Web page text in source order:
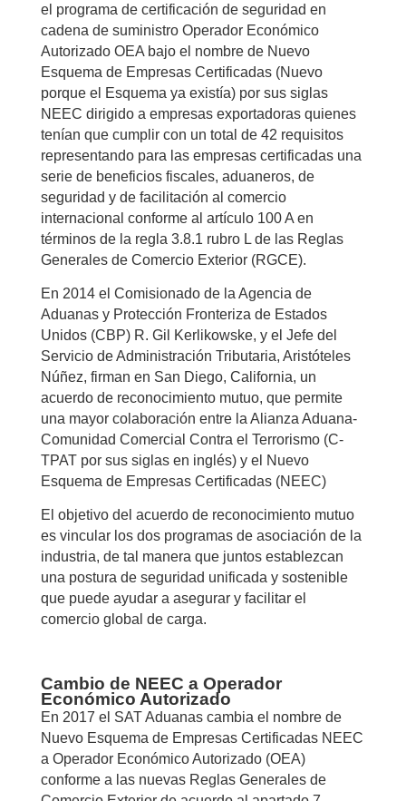
el programa de certificación de seguridad en
cadena de suministro Operador Económico
Autorizado OEA bajo el nombre de Nuevo
Esquema de Empresas Certificadas (Nuevo
porque el Esquema ya existía) por sus siglas
NEEC dirigido a empresas exportadoras quienes
tenían que cumplir con un total de 42 requisitos
representando para las empresas certificadas una
serie de beneficios fiscales, aduaneros, de
seguridad y de facilitación al comercio
internacional conforme al artículo 100 A en
términos de la regla 3.8.1 rubro L de las Reglas
Generales de Comercio Exterior (RGCE).
En 2014 el Comisionado de la Agencia de
Aduanas y Protección Fronteriza de Estados
Unidos (CBP) R. Gil Kerlikowske, y el Jefe del
Servicio de Administración Tributaria, Aristóteles
Núñez, firman en San Diego, California, un
acuerdo de reconocimiento mutuo, que permite
una mayor colaboración entre la Alianza Aduana-
Comunidad Comercial Contra el Terrorismo (C-
TPAT por sus siglas en inglés) y el Nuevo
Esquema de Empresas Certificadas (NEEC)
El objetivo del acuerdo de reconocimiento mutuo
es vincular los dos programas de asociación de la
industria, de tal manera que juntos establezcan
una postura de seguridad unificada y sostenible
que puede ayudar a asegurar y facilitar el
comercio global de carga.
Cambio de NEEC a Operador
Económico Autorizado
En 2017 el SAT Aduanas cambia el nombre de
Nuevo Esquema de Empresas Certificadas NEEC
a Operador Económico Autorizado (OEA)
conforme a las nuevas Reglas Generales de